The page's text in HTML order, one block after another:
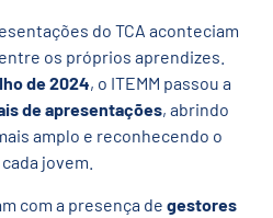
do TCA aconteciam
os próprios aprendizes.
de 2024, o ITEMM passou a
de apresentações, abrindo
amplo e reconhecendo o
jovem.
com a presença de gestores